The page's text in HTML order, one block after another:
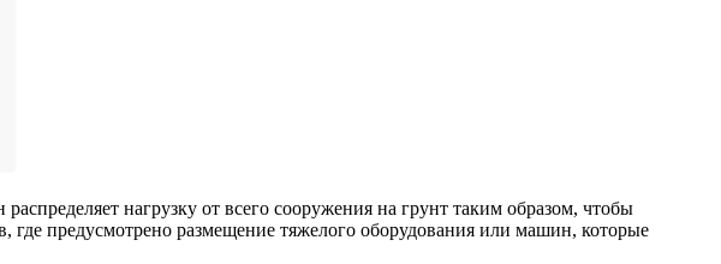
нагрузку от всего сооружения на грунт таким образом, чтобы
где предусмотрено размещение тяжелого оборудования или машин, которые